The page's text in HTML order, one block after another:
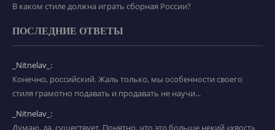
В каком стиле должна играть сборная России?
ПОСЛЕДНИЕ ОТВЕТЫ
_Nitnelav_:
Конечно, российский. Жаль только, мы особенности своего
стиля грамотно подавать и продавать не научи...
_Nitnelav_: